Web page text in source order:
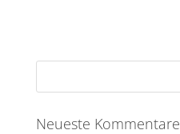
Neueste Kommentare